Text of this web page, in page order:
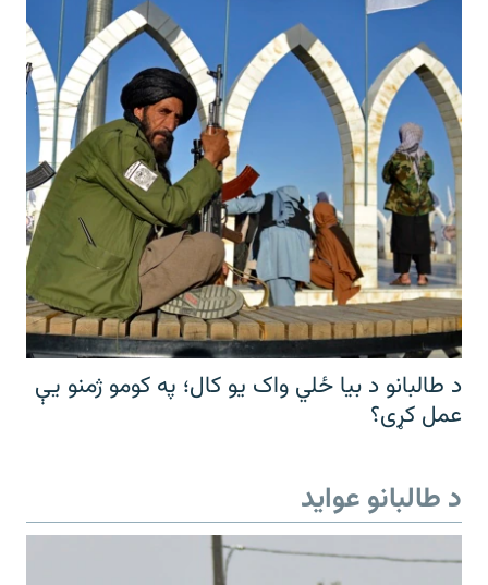
د طالبانو د بیا ځلي واک یو کال؛ په کومو ژمنو یې
عمل کړی؟
د طالبانو عواید